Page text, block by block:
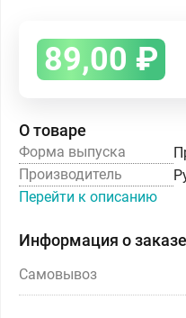
89,00 ₽
О товаре
Форма выпуска
Производитель
Перейти к описанию
Информация о заказе
Самовывоз